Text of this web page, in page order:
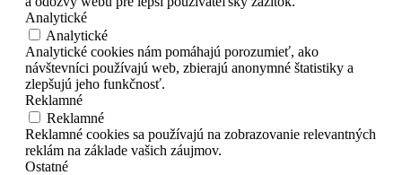
Analytické
Analytické
Analytické cookies nám pomáhajú porozumieť, ako
návštevníci používajú web, zbierajú anonymné štatistiky a
zlepšujú jeho funkčnosť.
Reklamné
Reklamné
Reklamné cookies sa používajú na zobrazovanie relevantných
reklám na základe vašich záujmov.
Ostatné